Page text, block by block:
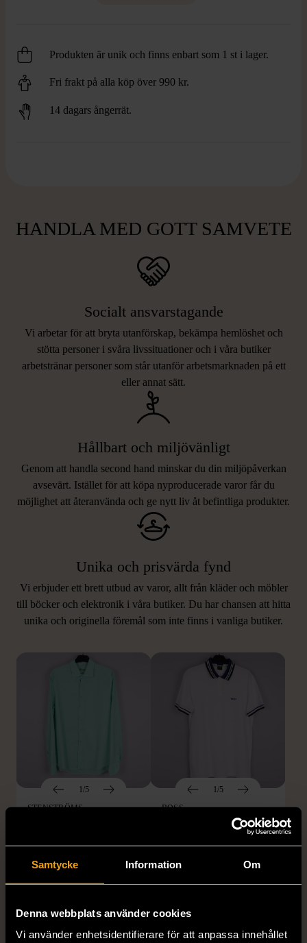
Samtycke Information Om
Denna webbplats använder cookies
Vi använder enhetsidentifierare för att anpassa innehållet
Produkten är unik och finns enbart som 1 st i lager.
Fri frakt på alla köp över 990 kr.
14 dagars ångerrät.
HANDLA MED GOTT SAMVETE
Socialt ansvarstagande
Vi arbetar för att bryta utanförskap, bekämpa hemlöshet och
stötta personer i svåra livssituationer och i våra butiker
arbetstränar personer som står utanför arbetsmarknaden på ett
eller annat sätt.
Hållbart och miljövänligt
Genom att handla second hand minskar du din miljöpåverkan
avsevärt. Istället för att köpa nyproducerade varor får du
möjlighet att återanvända och ge nytt liv åt befintliga produkter.
Unika och prisvärda fynd
Vi erbjuder ett brett utbud av varor, allt från kläder och möbler
till böcker och elektronik i våra butiker. Du har chansen att hitta
unika och originella föremål som inte finns i vanliga butiker.
LIKNANDE PRODUKTER
Hitta produkter som påminner om denna
1/5
STENSTRÖMS
L (50) Gott skick
259 kr
1/5
BOSS
BOSS vit pikétröja
Mycket gott skick
279 kr